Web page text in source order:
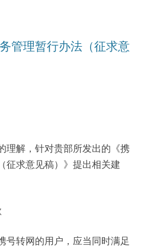
管理暂行办法（征求意
理解，针对贵部所发出的《携
征求意见稿）》提出相关建
号转网的用户，应当同时满足